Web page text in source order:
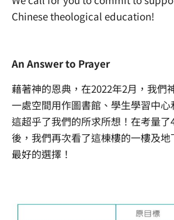
Chinese theological education!
An Answer to Prayer
藉著神的恩典，在2022年2月，我們
一處空間用作圖書館、學生學習中心
這超乎了我們的所求所想！在考量
後，我們再次看了這棟樓的一樓及
最好的選擇！